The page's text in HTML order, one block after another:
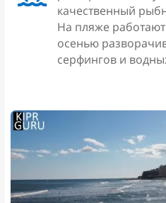
качественный
На пляже
осенью
серфингов и